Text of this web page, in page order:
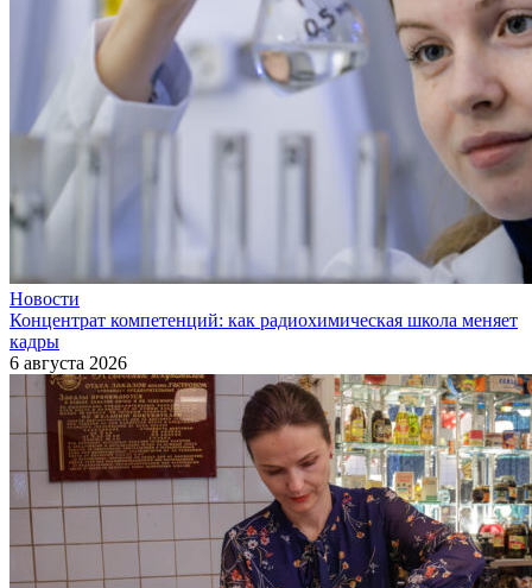
Новости
Концентрат компетенций: как радиохимическая школа меняет
кадры
6 августа 2026